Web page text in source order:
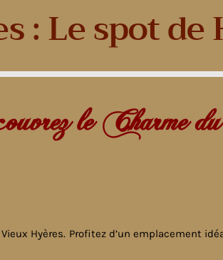
: Le spot de
le Charme
Hyères. Profitez d’un emplacement